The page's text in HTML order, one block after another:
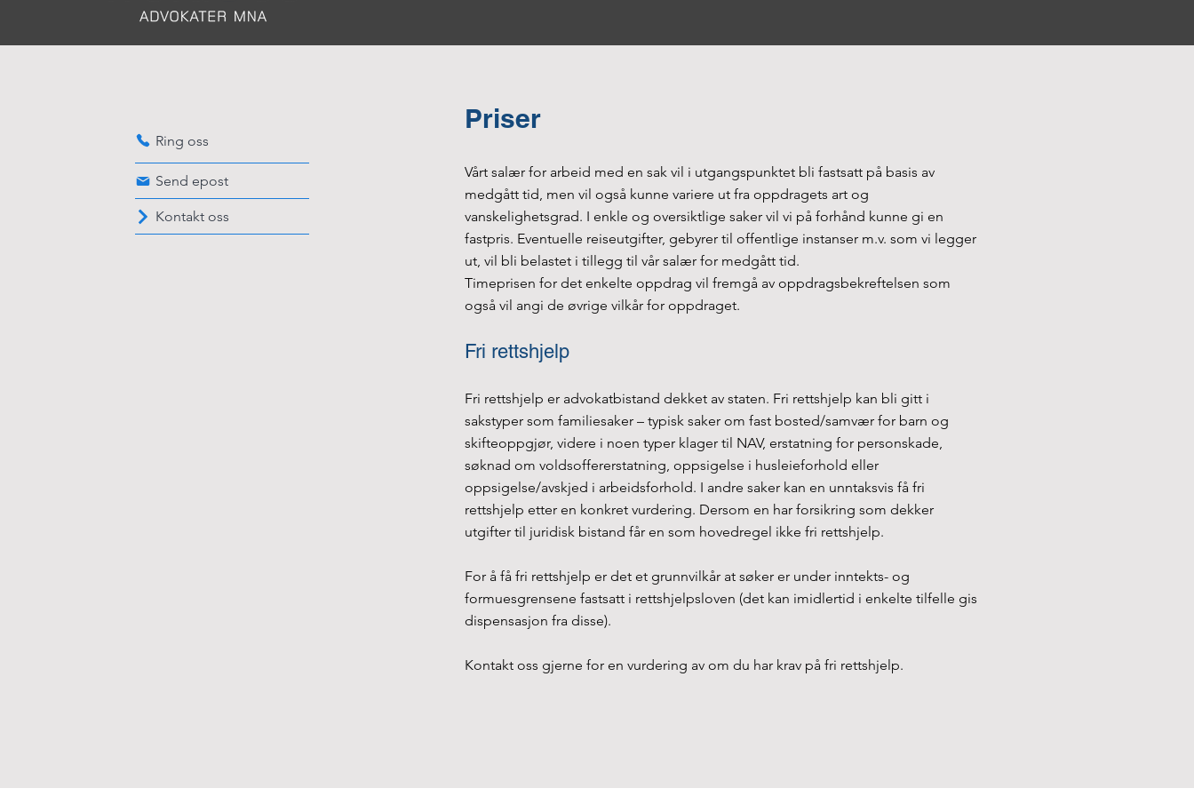
Ring oss
Send epost
Kontakt oss
Priser
Vårt salær for arbeid med en sak vil i utgangspunktet bli fastsatt på basis av
medgått tid, men vil også kunne variere ut fra oppdragets art og
vanskelighetsgrad. I enkle og oversiktlige saker vil vi på forhånd kunne gi en
fastpris. Eventuelle reiseutgifter, gebyrer til offentlige instanser m.v. som vi legger
ut, vil bli belastet i tillegg til vår salær for medgått tid.
Timeprisen for det enkelte oppdrag vil fremgå av oppdragsbekreftelsen som
også vil angi de øvrige vilkår for oppdraget.
Fri rettshjelp
Fri rettshjelp er advokatbistand dekket av staten. Fri rettshjelp kan bli gitt i
sakstyper som familiesaker – typisk saker om fast bosted/samvær for barn og
skifteoppgjør, videre i noen typer klager til NAV, erstatning for personskade,
søknad om voldsoffererstatning, oppsigelse i husleieforhold eller
oppsigelse/avskjed i arbeidsforhold. I andre saker kan en unntaksvis få fri
rettshjelp etter en konkret vurdering. Dersom en har forsikring som dekker
utgifter til juridisk bistand får en som hovedregel ikke fri rettshjelp.
For å få fri rettshjelp er det et grunnvilkår at søker er under inntekts- og
formuesgrensene fastsatt i rettshjelpsloven (det kan imidlertid i enkelte tilfelle gis
dispensasjon fra disse).
Kontakt oss gjerne for en vurdering av om du har krav på fri rettshjelp.